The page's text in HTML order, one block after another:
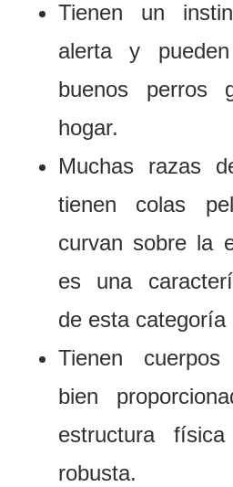
Tienen un
alerta y
buenos perros
hogar.
Muchas razas
tienen colas
curvan sobre la
es una
de esta categoría
Tienen
bien
estructura
robusta.